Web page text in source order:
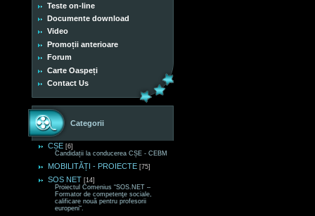
Teste on-line
Documente download
Video
Promoții anterioare
Forum
Carte Oaspeți
Contact Us
Categorii
CȘE [6]
Candidații la conducerea CȘE - CEBM
MOBILITĂȚI - PROIECTE [75]
SOS NET [14]
Proiectul Comenius “SOS.NET –
Formator de competenţe sociale,
calificare nouă pentru profesorii
europeni“.